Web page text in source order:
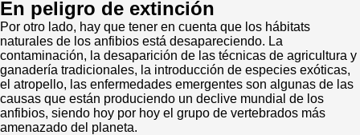
En peligro de extinción
Por otro lado, hay que tener en cuenta que los hábitats
naturales de los anfibios está desapareciendo. La
contaminación, la desaparición de las técnicas de agricultura y
ganadería tradicionales, la introducción de especies exóticas,
el atropello, las enfermedades emergentes son algunas de las
causas que están produciendo un declive mundial de los
anfibios, siendo hoy por hoy el grupo de vertebrados más
amenazado del planeta.